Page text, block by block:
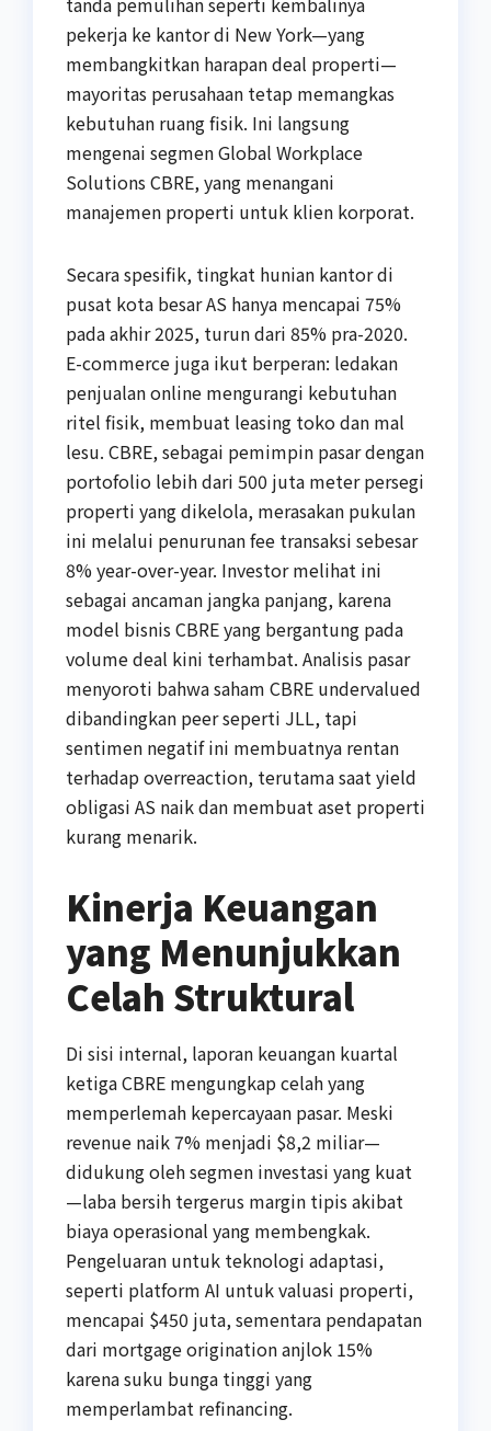
pekerja ke kantor di New York—yang
membangkitkan harapan deal properti—
mayoritas perusahaan tetap memangkas
kebutuhan ruang fisik. Ini langsung
mengenai segmen Global Workplace
Solutions CBRE, yang menangani
manajemen properti untuk klien korporat.
Secara spesifik, tingkat hunian kantor di
pusat kota besar AS hanya mencapai 75%
pada akhir 2025, turun dari 85% pra-2020.
E-commerce juga ikut berperan: ledakan
penjualan online mengurangi kebutuhan
ritel fisik, membuat leasing toko dan mal
lesu. CBRE, sebagai pemimpin pasar dengan
portofolio lebih dari 500 juta meter persegi
properti yang dikelola, merasakan pukulan
ini melalui penurunan fee transaksi sebesar
8% year-over-year. Investor melihat ini
sebagai ancaman jangka panjang, karena
model bisnis CBRE yang bergantung pada
volume deal kini terhambat. Analisis pasar
menyoroti bahwa saham CBRE undervalued
dibandingkan peer seperti JLL, tapi
sentimen negatif ini membuatnya rentan
terhadap overreaction, terutama saat yield
obligasi AS naik dan membuat aset properti
kurang menarik.
Kinerja Keuangan
yang Menunjukkan
Celah Struktural
Di sisi internal, laporan keuangan kuartal
ketiga CBRE mengungkap celah yang
memperlemah kepercayaan pasar. Meski
revenue naik 7% menjadi $8,2 miliar—
didukung oleh segmen investasi yang kuat
—laba bersih tergerus margin tipis akibat
biaya operasional yang membengkak.
Pengeluaran untuk teknologi adaptasi,
seperti platform AI untuk valuasi properti,
mencapai $450 juta, sementara pendapatan
dari mortgage origination anjlok 15%
karena suku bunga tinggi yang
memperlambat refinancing.